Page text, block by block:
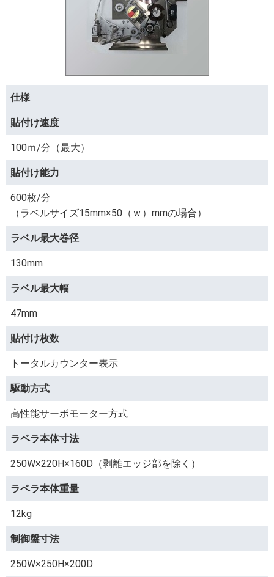
仕様
貼付け速度
100ｍ/分（最大）
貼付け能力
600枚/分
（ラベルサイズ15mm×50（ｗ）mmの場合）
ラベル最大巻径
130mm
ラベル最大幅
47mm
貼付け枚数
トータルカウンター表示
駆動方式
高性能サーボモーター方式
ラベラ本体寸法
250W×220H×160D（剥離エッジ部を除く）
ラベラ本体重量
12kg
制御盤寸法
250W×250H×200D